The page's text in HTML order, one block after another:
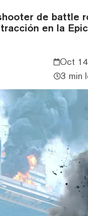
de battle
en la Epic
Oct
3 min